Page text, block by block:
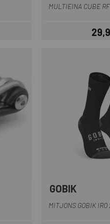
MULTIEINA CUBE
Blau Fosc
GOBIK
MITJONS GOBIK